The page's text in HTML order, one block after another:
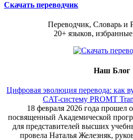
Скачать переводчик
Переводчик, Словарь и
20+ языков,
Наш Блог
Цифровая эволюция перевода: как
CAT-систему PROMT
18 февраля 2026 года прошел
посвященный Академической
для представителей высших
провела Наталья Железняк,